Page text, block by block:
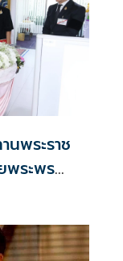
นพระราช
พระพร